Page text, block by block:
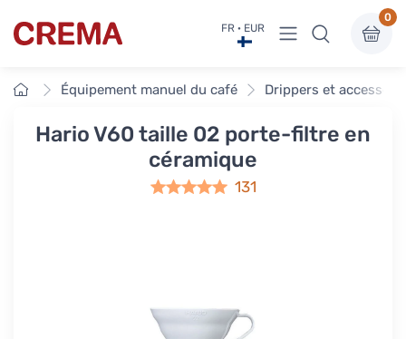
Crema FR · EUR Voir sous-menu
0
AccueilÉquipement manuel du café Drippers et
Hario V60 taille 02 porte-filtre en
céramique
131